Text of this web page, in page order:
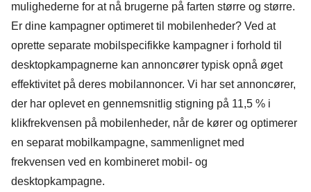
mulighederne for at nå brugerne på farten større og større.
Er dine kampagner optimeret til mobilenheder? Ved at
oprette separate mobilspecifikke kampagner i forhold til
desktopkampagnerne kan annoncører typisk opnå øget
effektivitet på deres mobilannoncer. Vi har set annoncører,
der har oplevet en gennemsnitlig stigning på 11,5 % i
klikfrekvensen på mobilenheder, når de kører og optimerer
en separat mobilkampagne, sammenlignet med
frekvensen ved en kombineret mobil- og
desktopkampagne.